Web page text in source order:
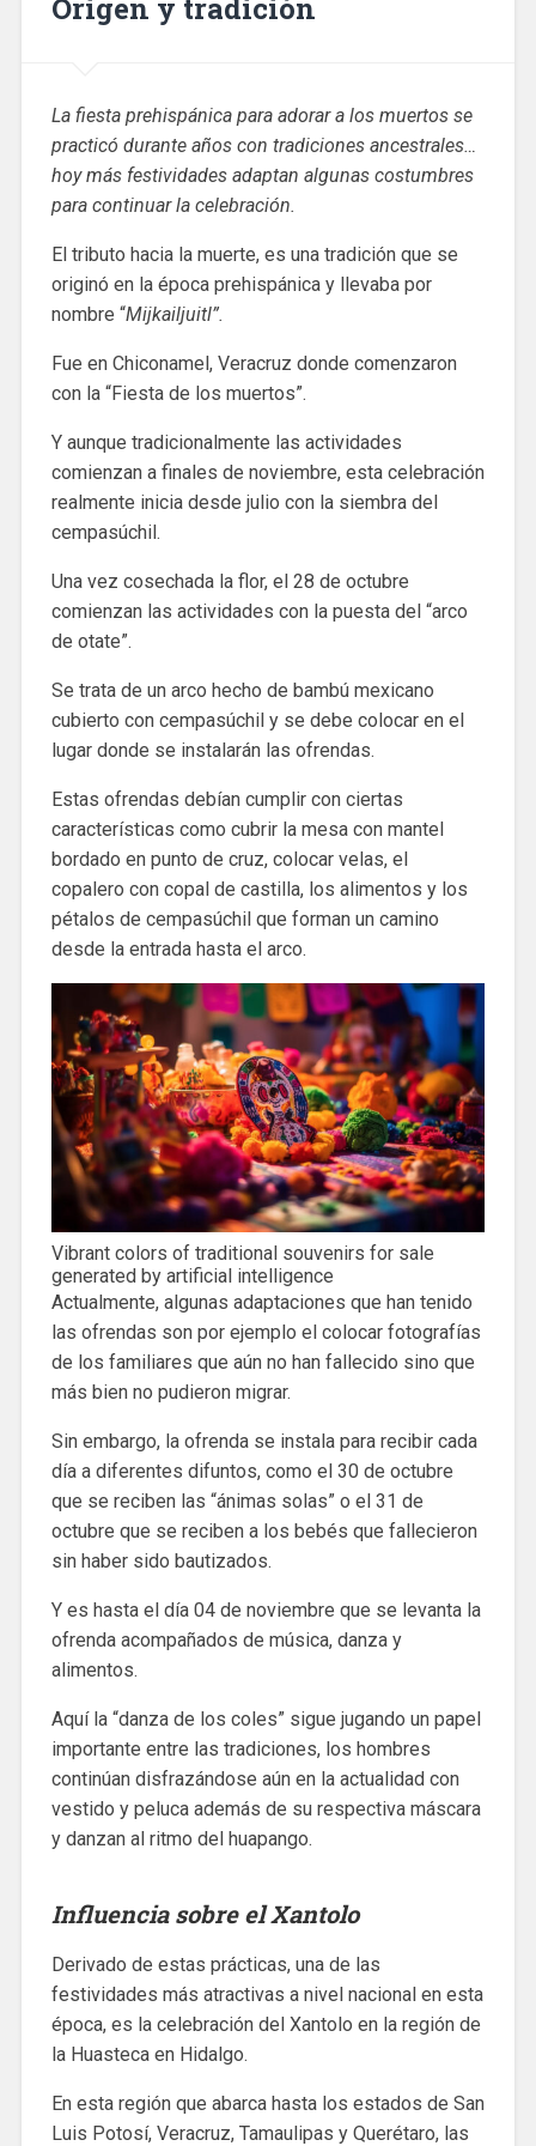
Origen y tradición
La fiesta prehispánica para adorar a los muertos se
practicó durante años con tradiciones ancestrales…
hoy más festividades adaptan algunas costumbres
para continuar la celebración.
El tributo hacia la muerte, es una tradición que se
originó en la época prehispánica y llevaba por
nombre “Mijkailjuitl”.
Fue en Chiconamel, Veracruz donde comenzaron
con la “Fiesta de los muertos”.
Y aunque tradicionalmente las actividades
comienzan a finales de noviembre, esta celebración
realmente inicia desde julio con la siembra del
cempasúchil.
Una vez cosechada la flor, el 28 de octubre
comienzan las actividades con la puesta del “arco
de otate”.
Se trata de un arco hecho de bambú mexicano
cubierto con cempasúchil y se debe colocar en el
lugar donde se instalarán las ofrendas.
Estas ofrendas debían cumplir con ciertas
características como cubrir la mesa con mantel
bordado en punto de cruz, colocar velas, el
copalero con copal de castilla, los alimentos y los
pétalos de cempasúchil que forman un camino
desde la entrada hasta el arco.
Vibrant colors of traditional souvenirs for sale
generated by artificial intelligence
Actualmente, algunas adaptaciones que han tenido
las ofrendas son por ejemplo el colocar fotografías
de los familiares que aún no han fallecido sino que
más bien no pudieron migrar.
Sin embargo, la ofrenda se instala para recibir cada
día a diferentes difuntos, como el 30 de octubre
que se reciben las “ánimas solas” o el 31 de
octubre que se reciben a los bebés que fallecieron
sin haber sido bautizados.
Y es hasta el día 04 de noviembre que se levanta la
ofrenda acompañados de música, danza y
alimentos.
Aquí la “danza de los coles” sigue jugando un papel
importante entre las tradiciones, los hombres
continúan disfrazándose aún en la actualidad con
vestido y peluca además de su respectiva máscara
y danzan al ritmo del huapango.
Influencia sobre el Xantolo
Derivado de estas prácticas, una de las
festividades más atractivas a nivel nacional en esta
época, es la celebración del Xantolo en la región de
la Huasteca en Hidalgo.
En esta región que abarca hasta los estados de San
Luis Potosí, Veracruz, Tamaulipas y Querétaro, las